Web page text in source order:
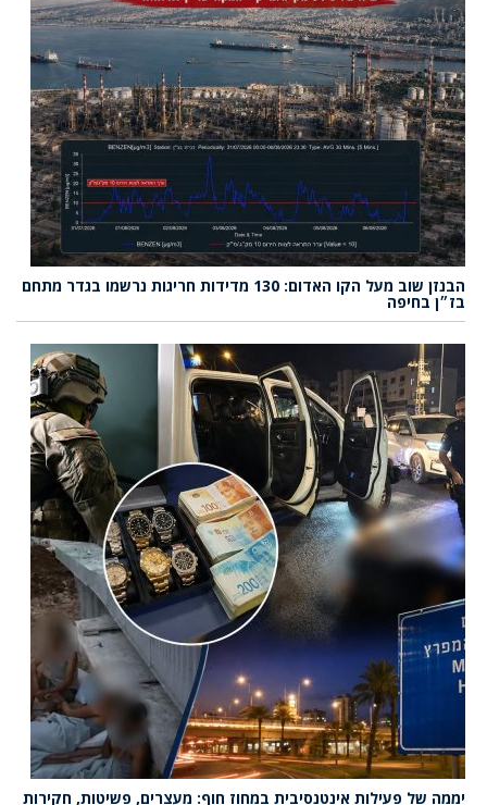
הבנזן שוב מעל הקו האדום: 130 מדידות חריגות נרשמו בגדר מתחם
בז״ן בחיפה
יממה של פעילות אינטנסיבית במחוז חוף: מעצרים, פשיטות, חקירות